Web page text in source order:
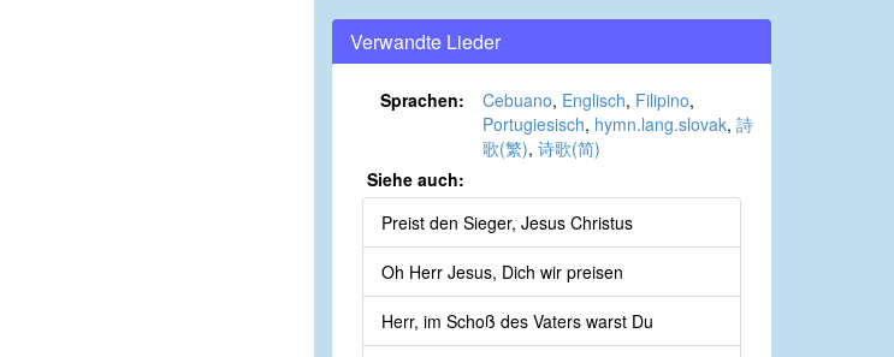
Verwandte Lieder
Sprachen: Cebuano, Englisch, Filipino,
Portugiesisch, hymn.lang.slovak, 詩
歌(繁), 诗歌(简)
Siehe auch:
Preist den Sieger, Jesus Christus
Oh Herr Jesus, Dich wir preisen
Herr, im Schoß des Vaters warst Du